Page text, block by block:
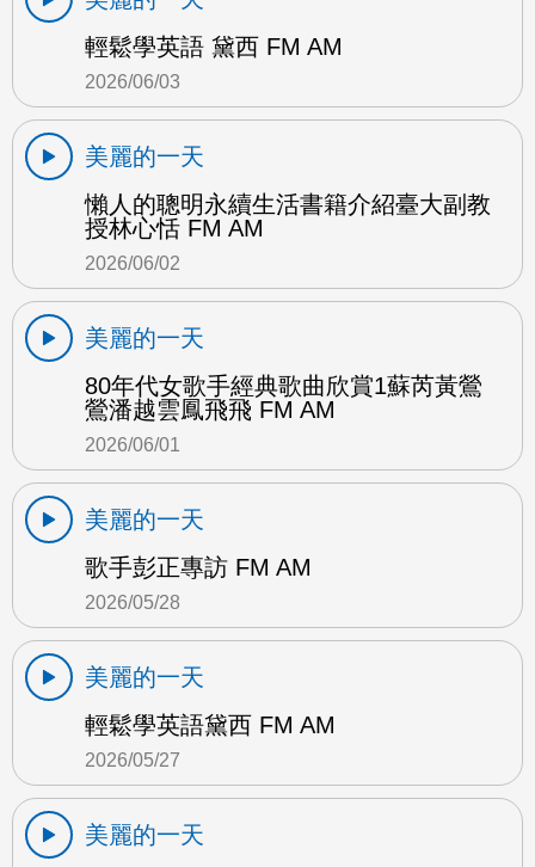
輕鬆學英語 黛西 FM AM
2026/06/03
美麗的一天
懶人的聰明永續生活書籍介紹臺大副教
授林心恬 FM AM
2026/06/02
美麗的一天
80年代女歌手經典歌曲欣賞1蘇芮黃鶯
鶯潘越雲鳳飛飛 FM AM
2026/06/01
美麗的一天
歌手彭正專訪 FM AM
2026/05/28
美麗的一天
輕鬆學英語黛西 FM AM
2026/05/27
美麗的一天